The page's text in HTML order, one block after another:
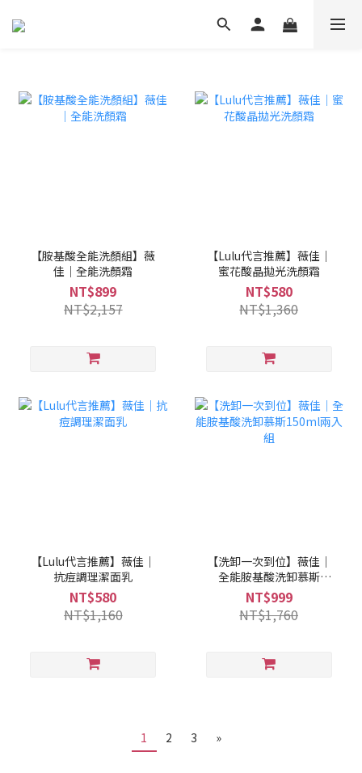
【胺基酸全能洗顏組】薇
佳｜全能洗顏霜
NT$899
NT$2,157
【Lulu代言推薦】薇佳｜
蜜花酸晶拋光洗顏霜
NT$580
NT$1,360
【Lulu代言推薦】薇佳｜
抗痘調理潔面乳
NT$580
NT$1,160
【洗卸一次到位】薇佳｜
全能胺基酸洗卸慕斯
150ml兩入組
NT$999
NT$1,760
1 2 3 »